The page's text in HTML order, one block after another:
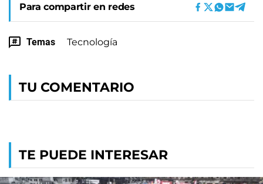
Para compartir en redes
Temas Tecnología
TU COMENTARIO
TE PUEDE INTERESAR